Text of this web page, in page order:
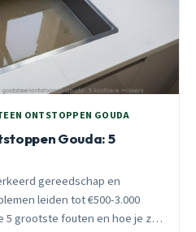
ONTSTOPPEN GOUDA
Gouda: 5
gereedschap en
leiden tot €500-3.000
5 grootste fouten en hoe je ze